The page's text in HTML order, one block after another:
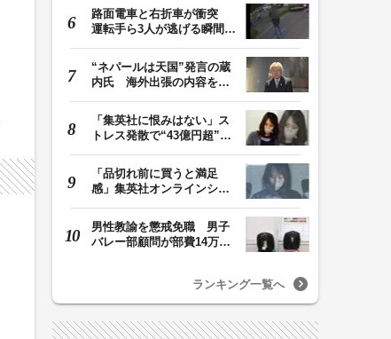
路面電車と右折車が衝突
運転手ら3人が逃げる瞬間
“ネパールは天国”発言の蔵
内氏 海外出張の内容を説
「集英社に恨みはない」ス
トレス発散で“43億円超”の
「品切れ前に買うと満足
感」集英社オンラインショ
男性教諭を懲戒免職 男子
バレー部顧問が部費14万円
ランキング一覧へ